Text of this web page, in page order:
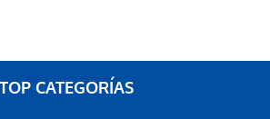
TOP CATEGORÍAS